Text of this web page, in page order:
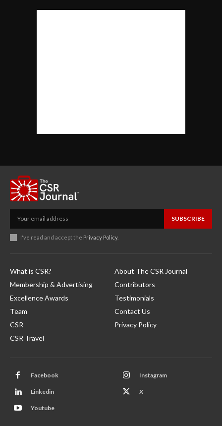
SUBSCRIBE
I've read and accept the Privacy Policy.
What is CSR?
Membership & Advertising
Excellence Awards
Team
CSR
CSR Travel
About The CSR Journal
Contributors
Testimonials
Contact Us
Privacy Policy
Facebook Instagram
Linkedin X
Youtube